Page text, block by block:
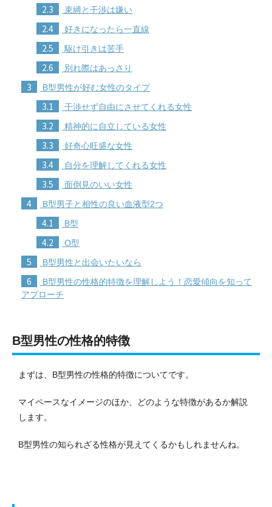
2.3 束縛と干渉は嫌い
2.4 好きになったら一直線
2.5 駆け引きは苦手
2.6 別れ際はあっさり
3 B型男性が好む女性のタイプ
3.1 干渉せず自由にさせてくれる女性
3.2 精神的に自立している女性
3.3 好奇心旺盛な女性
3.4 自分を理解してくれる女性
3.5 面倒見のいい女性
4 B型男子と相性の良い血液型2つ
4.1 B型
4.2 O型
5 B型男性と出会いたいなら
6
B型男性の性格的特徴を理解しよう！恋愛傾向を知って
アプローチ
B型男性の性格的特徴
まずは、B型男性の性格的特徴についてです。
マイペースなイメージのほか、どのような特徴があるか解説
します。
B型男性の知られざる性格が見えてくるかもしれませんね。